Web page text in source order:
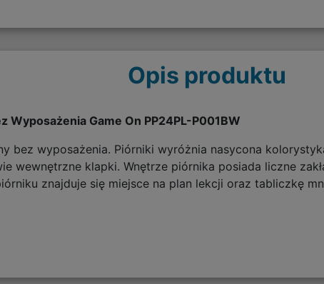
Opis produktu
Wyposażenia Game On PP24PL-P001BW
bez wyposażenia. Piórniki wyróżnia nasycona
wewnętrzne klapki. Wnętrze piórnika posiada liczne
znajduje się miejsce na plan lekcji oraz tabliczkę